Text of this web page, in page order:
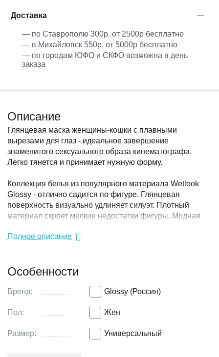
Доставка
— по Ставрополю 300р. от 2500р бесплатно
— в Михайловск 550р. от 5000р бесплатно
— по городам ЮФО и СКФО возможна в день
заказа
Описание
Глянцевая маска женщины-кошки с плавными
вырезами для глаз - идеальное завершение
знаменитого сексуального образа кинематографа.
Легко тянется и принимает нужную форму.
Коллекция белья из популярного материала Wetlook
Glossy - отлично садится по фигуре. Глянцевая
поверхность визуально удлиняет силуэт. Плотный
материал скроет мелкие недостатки фигуры. Модная
вещь в сексуальном и базовом гардеробе.
Полное описание
Особенности
Бренд: Glossy (Россия)
Пол: Жен
Размер: Универсальный